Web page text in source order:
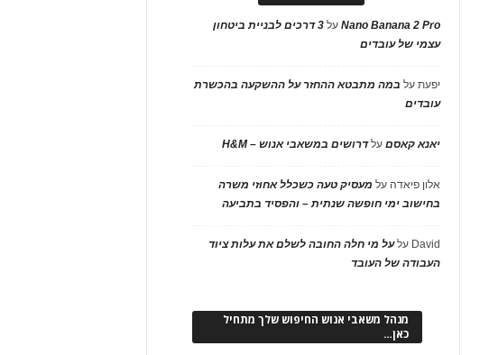
Nano Banana 2 Proעל
3 דרכים לבניית ביטחון
עצמי של עובדים
יפעתעל במה מתבטא ההחזר על ההשקעה בהכשרת
עובדים
יאנא קאסםעלדרושים במשאבי אנוש – H&M
אלון פיאדה על מעסיק טעה כשכלל אחוזי משרה
בחישוב ימי חופשה שנתית – והפסיד בתביעה
David עלעל מי חלה החובה לשלם את עלות ציוד
העבודה של העובד
מנהל משאבי אנוש החיפוש שלך מתחיל
כאן…